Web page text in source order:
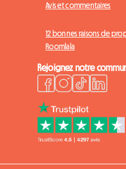
Avis et commentaires
12 bonnes raisons de
Roomlala
Rejoignez notre